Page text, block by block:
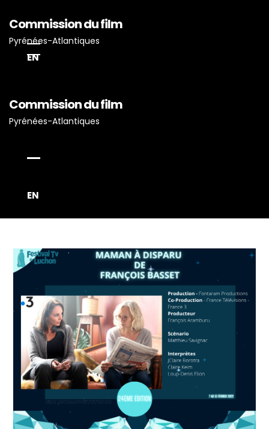
Commission du film
Pyrénées-Atlantiques
EN
Commission du film
Pyrénées-Atlantiques
EN
Accueil